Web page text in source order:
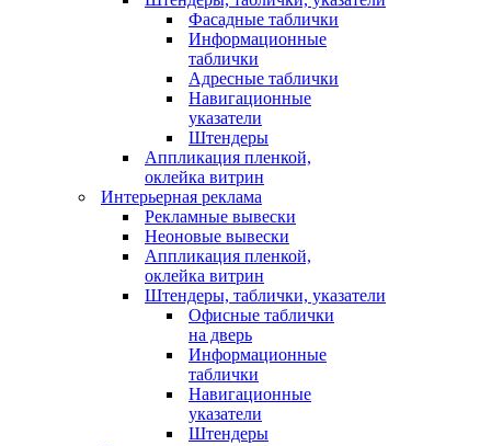
Фасадные таблички
Информационные
таблички
Адресные таблички
Навигационные
указатели
Штендеры
Аппликация пленкой,
оклейка витрин
Интерьерная реклама
Рекламные вывески
Неоновые вывески
Аппликация пленкой,
оклейка витрин
Штендеры, таблички, указатели
Офисные таблички
на дверь
Информационные
таблички
Навигационные
указатели
Штендеры